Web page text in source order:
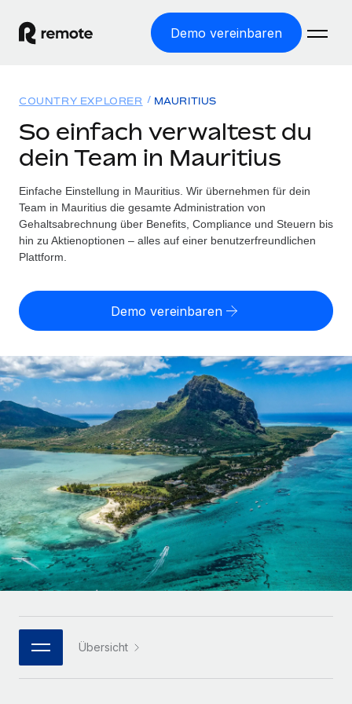
Demo vereinbaren
WELTWEITE BESCHÄFTIGUNG
Globale Payroll
Einfache, rechtssicher Payroll
Employer of Record
Weltweites Wachstum ohne Kosten für Niederlassungen
Contractor of Record
Rechtssichere, weltweite Arbeit mit Freelancer:innen
Globales Onboarding und Verwalten von
Freelancer:innen
PEO
Auslagern von komplexen HR-Aufgaben
INFRASTRUKTUR
Remote Embedded
Nahtlose Integration der HR in bestehende Abläufe
Plattform
Integrierte HR-Kernfunktionen für dein Team
MCP
Integrationen
Lösungen
WELTWEITE ABDECKUNG
Country Explorer
Länderspezifische Unterstützung bei der Einstellung
Einfache Einstellung in allen US-Bundesstaaten
WACHSTUMSPHASE
Startups
Agile HR- und Payroll-Lösungen für wachsende
Unternehmen
Mittelstand
Maßgeschneiderte HR-Lösungen, um Teams zu
vergrößern
Enterprise
Globale HR für Konzerne und Großunternehmen
PARTNER WERDEN
Flexible Einbettung von Global-HR-Funktionen in deine
Ressourcen
TOOLS UND RECHNER
Scheinselbstständigkeitsrisiko berechnen
Personalkostenrechner
Gesamtbeschäftigungskosten
Honorarzahlungen berechnen
Informationen zu möglichen Währungen und
Abwicklungsfristen für globale Freelancer:innen
LERNEN MIT REMOTE
Forschung und Leitfäden
Fallstudien
HR-Glossar
Bibliothek für Stellenbeschreibungen
Webinare
Preise
Nederlands
Français
Deutsch
Español
Italiano
Português (Portugal)
한국어
Anmelden
COUNTRY EXPLORER MAURITIUS
So einfach verwaltest du
dein Team in Mauritius
Einfache Einstellung in Mauritius. Wir übernehmen für dein
Team in Mauritius die gesamte Administration von
Gehaltsabrechnung über Benefits, Compliance und Steuern bis
hin zu Aktienoptionen – alles auf einer benutzerfreundlichen
Plattform.
Demo vereinbaren
Übersicht